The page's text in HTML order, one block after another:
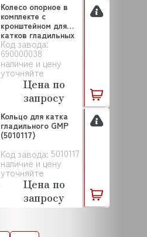
Код завода:
690000038
наличие и цену
уточняйте
Колесо опорное в
комплекте с
кронштейном для
катков гладильных
GM...
Цена по
запросу
Код завода: 5010117
наличие и цену
уточняйте
Кольцо для катка
гладильного GMP
(5010117)
Цена по
запросу